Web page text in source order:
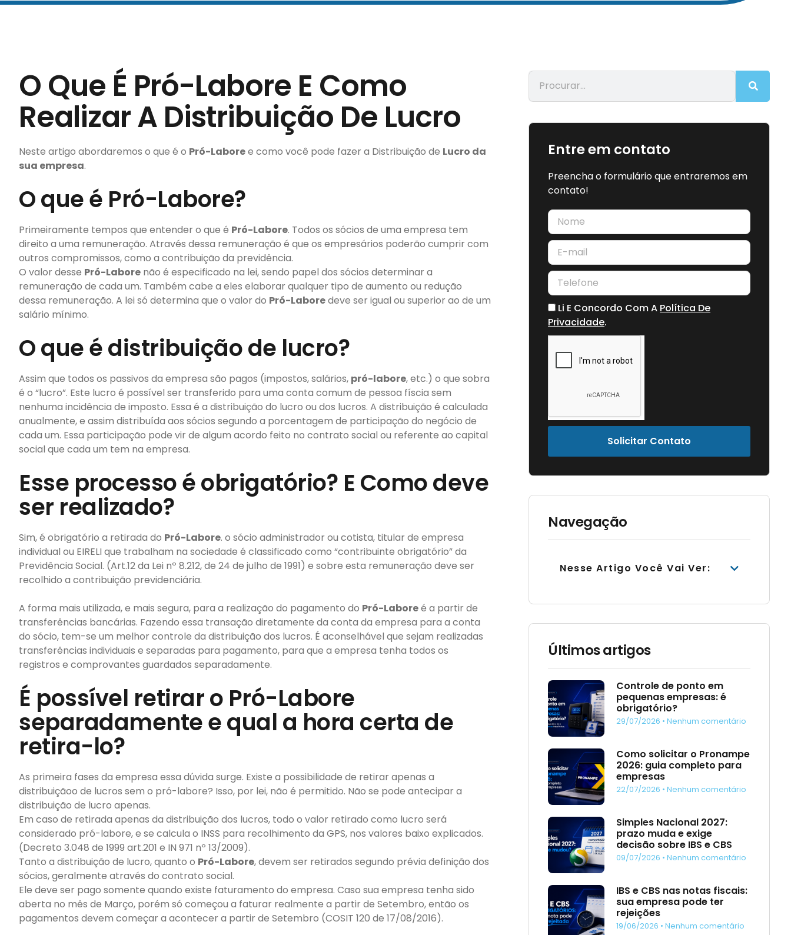
O Que É Pró-Labore E Como
Realizar A Distribuição De Lucro
Neste artigo abordaremos o que é o Pró-Laboree como você pode fazer a Distribuição de Lucro da
sua empresa.
O que é Pró-Labore?
Primeiramente tempos que entender o que é Pró-Labore. Todos os sócios de uma empresa tem
direito a uma remuneração. Através dessa remuneração é que os empresários poderão cumprir com
outros compromissos, como a contribuição da previdência.
O valor desse Pró-Labore não é especificado na lei, sendo papel dos sócios determinar a
remuneração de cada um. Também cabe a eles elaborar qualquer tipo de aumento ou redução
dessa remuneração. A lei só determina que o valor do Pró-Laboredeve ser igual ou superior ao de um
salário mínimo.
O que é distribuição de lucro?
Assim que todos os passivos da empresa são pagos (impostos, salários, pró-labore, etc.) o que sobra
é o “lucro”. Este lucro é possível ser transferido para uma conta comum de pessoa físcia sem
nenhuma incidência de imposto. Essa é a distribuição do lucro ou dos lucros. A distribuição é calculada
anualmente, e assim distribuída aos sócios segundo a porcentagem de participação do negócio de
cada um. Essa participação pode vir de algum acordo feito no contrato social ou referente ao capital
social que cada um tem na empresa.
Esse processo é obrigatório? E Como deve
ser realizado?
Sim, é obrigatório a retirada do Pró-Labore. o sócio administrador ou cotista, titular de empresa
individual ou EIRELI que trabalham na sociedade é classificado como “contribuinte obrigatório” da
Previdência Social. (Art.12 da Lei nº 8.212, de 24 de julho de 1991) e sobre esta remuneração deve ser
recolhido a contribuição previdenciária.
A forma mais utilizada, e mais segura, para a realização do pagamento do Pró-Laboreé a partir de
transferências bancárias. Fazendo essa transação diretamente da conta da empresa para a conta
do sócio, tem-se um melhor controle da distribuição dos lucros. É aconselhável que sejam realizadas
transferências individuais e separadas para pagamento, para que a empresa tenha todos os
registros e comprovantes guardados separadamente.
É possível retirar o Pró-Labore
separadamente e qual a hora certa de
retira-lo?
As primeira fases da empresa essa dúvida surge. Existe a possibilidade de retirar apenas a
distribuiçãoo de lucros sem o pró-labore? Isso, por lei, não é permitido. Não se pode antecipar a
distribuição de lucro apenas.
Em caso de retirada apenas da distribuição dos lucros, todo o valor retirado como lucro será
considerado pró-labore, e se calcula o INSS para recolhimento da GPS, nos valores baixo explicados.
(Decreto 3.048 de 1999 art.201 e IN 971 nº 13/2009).
Tanto a distribuição de lucro, quanto o Pró-Labore, devem ser retirados segundo prévia definição dos
sócios, geralmente através do contrato social.
Ele deve ser pago somente quando existe faturamento do empresa. Caso sua empresa tenha sido
aberta no mês de Março, porém só começou a faturar realmente a partir de Setembro, então os
pagamentos devem começar a acontecer a partir de Setembro (COSIT 120 de 17/08/2016).
Entre em contato
Preencha o formulário que entraremos em
contato!
Li E Concordo Com A Política De
Privacidade.
Solicitar Contato
Navegação
Nesse Artigo Você Vai Ver:
Últimos artigos
Controle de ponto em
pequenas empresas: é
obrigatório?
29/07/2026 Nenhum comentário
Como solicitar o Pronampe
2026: guia completo para
empresas
22/07/2026 Nenhum comentário
Simples Nacional 2027:
prazo muda e exige
decisão sobre IBS e CBS
09/07/2026 Nenhum comentário
IBS e CBS nas notas fiscais:
sua empresa pode ter
rejeições
19/06/2026 Nenhum comentário